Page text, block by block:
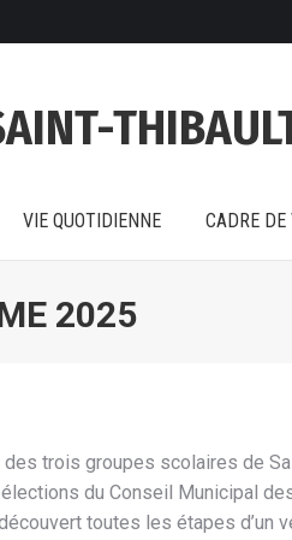
VIE QUOTIDIENNE CADRE DE
2025
des trois groupes scolaires de
du Conseil Municipal
toutes les étapes d’un
VIE QUOTIDIENNE CADRE DE